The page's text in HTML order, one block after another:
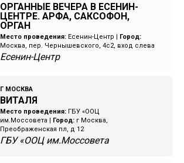
ОРГАННЫЕ ВЕЧЕРА В ЕСЕНИН-
ЦЕНТРЕ. АРФА, САКСОФОН,
ОРГАН
Место проведения: Есенин-Центр | Город:
Москва, пер. Чернышевского, 4с2, вход слева
Есенин-Центр
Г МОСКВА
ВИТАЛЯ
Место проведения: ГБУ «ООЦ
им.Моссовета | Город: г Москва,
Преображенская пл, д 12
ГБУ «ООЦ им.Моссовета